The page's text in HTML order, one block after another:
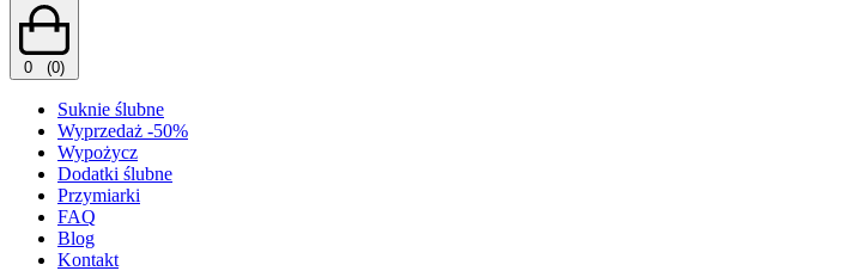
0 (0)
Suknie ślubne
Wyprzedaż -50%
Wypożycz
Dodatki ślubne
Przymiarki
FAQ
Blog
Kontakt